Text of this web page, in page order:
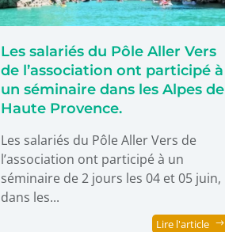
Les salariés du Pôle Aller Vers
de l’association ont participé à
un séminaire dans les Alpes de
Haute Provence.
Les salariés du Pôle Aller Vers de
l’association ont participé à un
séminaire de 2 jours les 04 et 05 juin,
dans les...
Lire l'article